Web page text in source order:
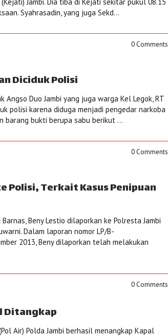
Syahrasadin, yang juga Sekd...
0 Comments
Diciduk Polisi
Angso Duo Jambi yang juga warga Kel Legok, RT
polisi karena diduga menjadi pengedar narkoba
barang bukti berupa sabu berikut ...
0 Comments
Polisi, Terkait Kasus Penipuan
Beny Lestio dilaporkan ke Polresta Jambi
Dalam laporan nomor LP/B-
2013, Beny dilaporkan telah melakukan
0 Comments
Ditangkap
Air) Polda Jambi berhasil menangkap Kapal